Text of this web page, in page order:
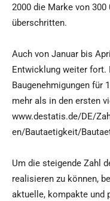
2000 die Marke von 300
überschritten.
Auch von Januar bis
Entwicklung weiter fort.
Baugenehmigungen für
mehr als in den ersten
www.destatis.de/DE/
en/Bautaetigkeit/
Um die steigende Zahl
realisieren zu können,
aktuelle, kompakte und